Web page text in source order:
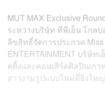
MUT MAX Exclusive
ระหว่างบริษัท ทีพีเอ็น โกลบ
ลิขสิทธิ์จัดการประกวด
ENTERTAINMENT บริษัท
ตติ้งและคอนเสิร์ตศิลปินเกา
สาวงามรูปแบบใหม่ที่ยิ่งให